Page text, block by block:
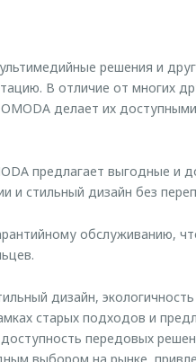
решения и
В отличие от многих
делает их
предлагает выгодные и
и стильный дизайн без
обслуживанию,
дизайн,
старых подходов и
передовых